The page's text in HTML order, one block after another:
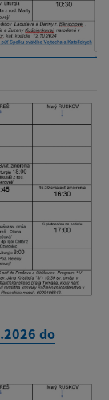
do